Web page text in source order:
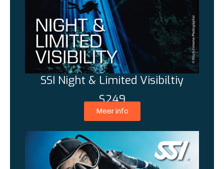
SSI Night & Limited Visibiltiy
$249
Meer info